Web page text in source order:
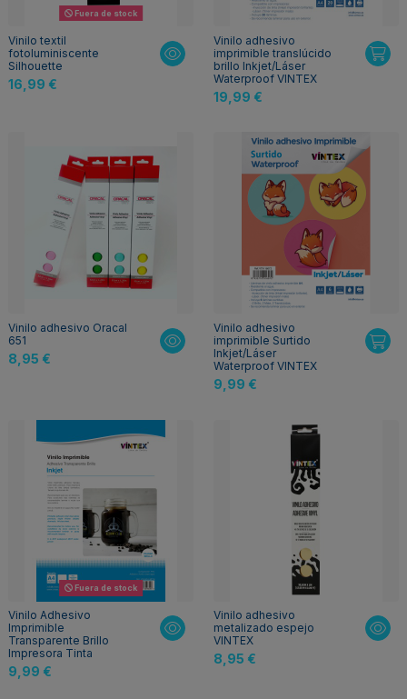
Fuera de stock
Vinilo textil
fotoluminiscente
Silhouette
16,99 €
Vinilo adhesivo
imprimible translúcido
brillo Inkjet/Láser
Waterproof VINTEX
19,99 €
Vinilo adhesivo Oracal
651
8,95 €
Vinilo adhesivo
imprimible Surtido
Inkjet/Láser
Waterproof VINTEX
9,99 €
Fuera de stock
Vinilo Adhesivo
Imprimible
Transparente Brillo
Impresora Tinta
9,99 €
Vinilo adhesivo
metalizado espejo
VINTEX
8,95 €